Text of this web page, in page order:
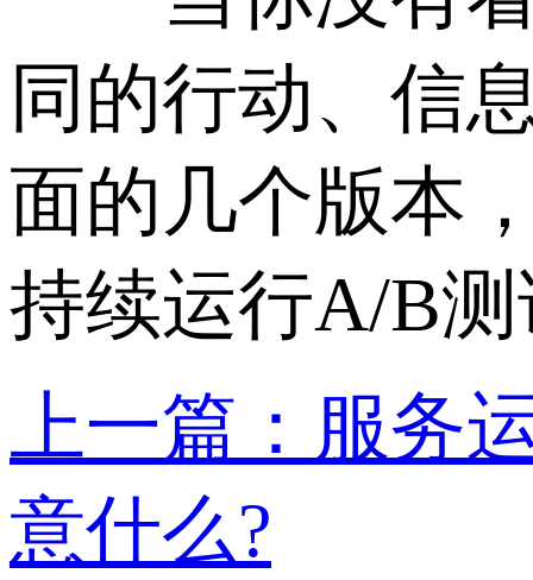
同的行动、信
面的几个版本
持续运行A/B
上一篇：服务
意什么?